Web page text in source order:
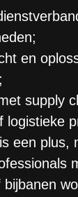
en
supply
logistieke
een plus,